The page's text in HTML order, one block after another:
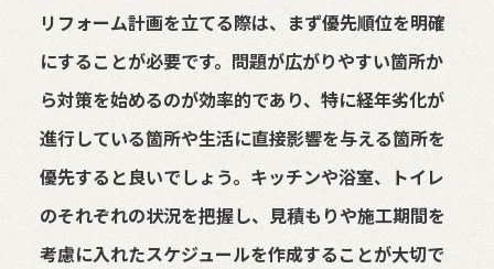
リフォーム計画を立てる際は、まず優先順位を明確
にすることが必要です。問題が広がりやすい箇所か
ら対策を始めるのが効率的であり、特に経年劣化が
進行している箇所や生活に直接影響を与える箇所を
優先すると良いでしょう。キッチンや浴室、トイレ
のそれぞれの状況を把握し、見積もりや施工期間を
考慮に入れたスケジュールを作成することが大切で